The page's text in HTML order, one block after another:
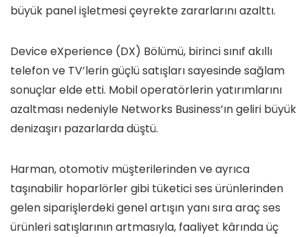
büyük panel işletmesi çeyrekte zararlarını azalttı.
Device eXperience (DX) Bölümü, birinci sınıf akıllı
telefon ve TV’lerin güçlü satışları sayesinde sağlam
sonuçlar elde etti. Mobil operatörlerin yatırımlarını
azaltması nedeniyle Networks Business’ın geliri büyük
denizaşırı pazarlarda düştü.
Harman, otomotiv müşterilerinden ve ayrıca
taşınabilir hoparlörler gibi tüketici ses ürünlerinden
gelen siparişlerdeki genel artışın yanı sıra araç ses
ürünleri satışlarının artmasıyla, faaliyet kârında üç